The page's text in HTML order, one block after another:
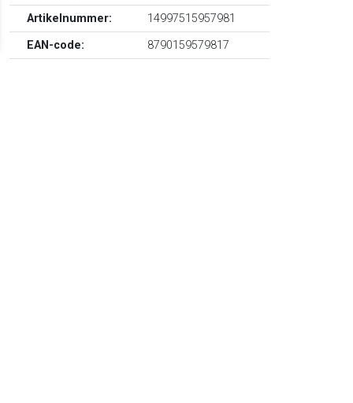
Artikelnummer:
14997515957981
EAN-code:
8790159579817